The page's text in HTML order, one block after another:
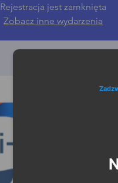
Rejestracja jest zamknięta
Zobacz inne wydarzenia